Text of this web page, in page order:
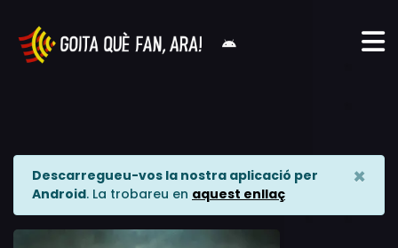
Descarregueu-vos la nostra aplicació per
Android. La trobareu en aquest enllaç
×